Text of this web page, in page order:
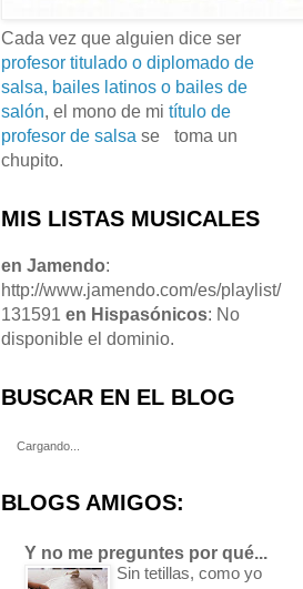
Cada vez que alguien dice ser
profesor titulado o diplomado de
salsa, bailes latinos o bailes de
salón, el mono de mi título de
profesor de salsa se
toma un
chupito.
MIS LISTAS MUSICALES
en Jamendo:
http://www.jamendo.com/es/playlist/
131591 en Hispasónicos: No
disponible el dominio.
BUSCAR EN EL BLOG
Cargando...
BLOGS AMIGOS:
Y no me preguntes por qué...
Sin tetillas, como yo